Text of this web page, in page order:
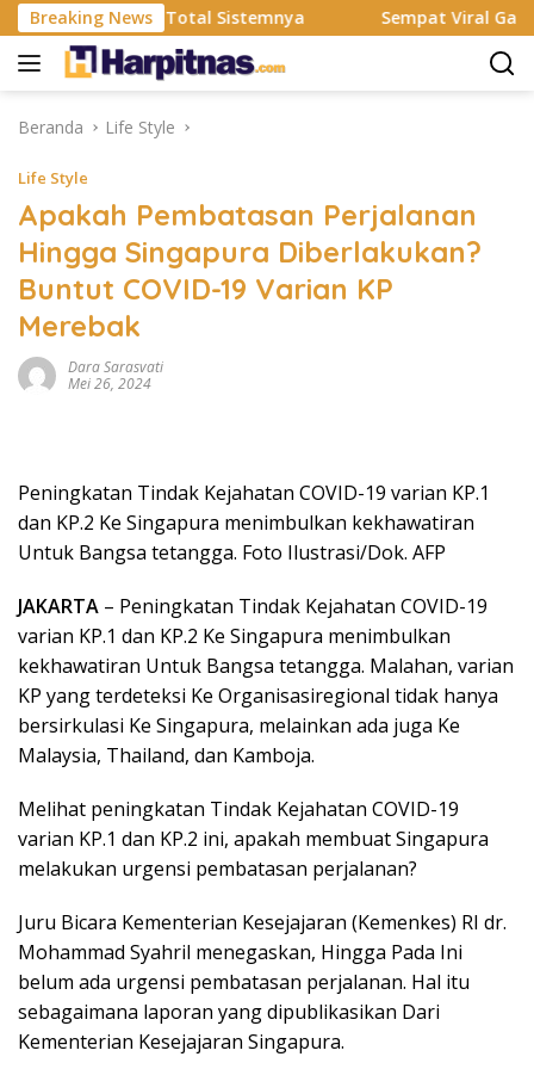
Langsung
ke
konten
Breaking News
Rombak Total Sistemnya Sempat Viral Gaya ASI
Beranda Life Style
Life Style
Apakah Pembatasan Perjalanan
Hingga Singapura Diberlakukan?
Buntut COVID-19 Varian KP
Merebak
Dara Sarasvati
Mei 26, 2024
Peningkatan Tindak Kejahatan COVID-19 varian KP.1
dan KP.2 Ke Singapura menimbulkan kekhawatiran
Untuk Bangsa tetangga. Foto Ilustrasi/Dok. AFP
JAKARTA – Peningkatan Tindak Kejahatan COVID-19
varian KP.1 dan KP.2 Ke Singapura menimbulkan
kekhawatiran Untuk Bangsa tetangga. Malahan, varian
KP yang terdeteksi Ke Organisasiregional tidak hanya
bersirkulasi Ke Singapura, melainkan ada juga Ke
Malaysia, Thailand, dan Kamboja.
Melihat peningkatan Tindak Kejahatan COVID-19
varian KP.1 dan KP.2 ini, apakah membuat Singapura
melakukan urgensi pembatasan perjalanan?
Juru Bicara Kementerian Kesejajaran (Kemenkes) RI dr.
Mohammad Syahril menegaskan, Hingga Pada Ini
belum ada urgensi pembatasan perjalanan. Hal itu
sebagaimana laporan yang dipublikasikan Dari
Kementerian Kesejajaran Singapura.